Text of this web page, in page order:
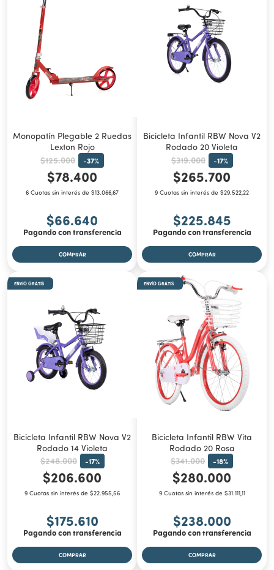
Monopatín Plegable 2 Ruedas
Lexton Rojo
$125.000 -37%
$78.400
6 Cuotas sin interés de $13.066,67
$66.640
Pagando con transferencia
Bicicleta Infantil RBW Nova V2
Rodado 20 Violeta
$319.000 -17%
$265.700
9 Cuotas sin interés de $29.522,22
$225.845
Pagando con transferencia
ENVÍO GRATIS
Bicicleta Infantil RBW Nova V2
Rodado 14 Violeta
$248.000 -17%
$206.600
9 Cuotas sin interés de $22.955,56
$175.610
Pagando con transferencia
ENVÍO GRATIS
Bicicleta Infantil RBW Vita
Rodado 20 Rosa
$341.000 -18%
$280.000
9 Cuotas sin interés de $31.111,11
$238.000
Pagando con transferencia